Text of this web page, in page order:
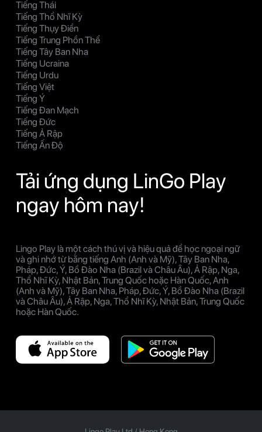
Tiếng Thái
Tiếng Thổ Nhĩ Kỳ
Tiếng Thụy Điển
Tiếng Trung Phồn Thể
Tiếng Tây Ban Nha
Tiếng Ucraina
Tiếng Urdu
Tiếng Việt
Tiếng Ý
Tiếng Đan Mạch
Tiếng Đức
Tiếng Ả Rập
Tiếng Ấn Độ
Tải ứng dụng LinGo Play
ngay hôm nay!
Lingo Play là một cách thú vị và hiệu quả để học ngoại ngữ
và ghi nhớ từ bằng tiếng Anh (Anh và Mỹ), Tây Ban Nha,
Pháp, Đức, Ý, Bồ Đào Nha (Brazil và Châu Âu), Ả Rập, Nga,
Thổ Nhĩ Kỳ, Nhật Bản, Trung Quốc hoặc Hàn Quốc, Anh
(Anh và Mỹ), Tây Ban Nha, Pháp, Đức, Ý, Bồ Đào Nha (Brazil
và Châu Âu), Ả Rập, Nga, Thổ Nhĩ Kỳ, Nhật Bản, Trung Quốc
hoặc Hàn Quốc.